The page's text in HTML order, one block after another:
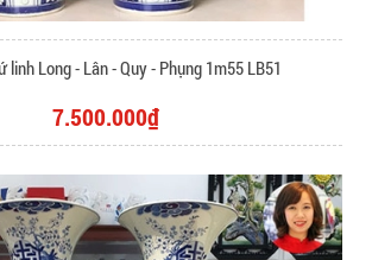
linh Long - Lân - Quy - Phụng 1m55 LB51
7.500.000₫